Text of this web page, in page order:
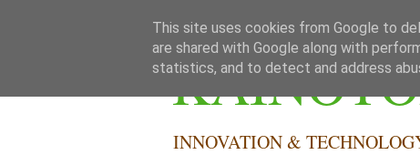
INNOVATION &
This site uses cookies from Google to
are shared with Google along with
statistics, and to detect and address